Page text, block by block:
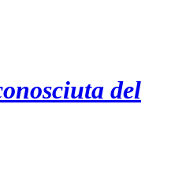
del